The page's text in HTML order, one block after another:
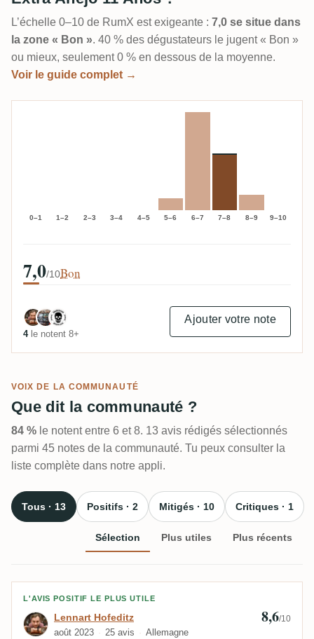
L’échelle 0–10 de RumX est exigeante : 7,0 se situe dans
la zone « Bon ». 40 % des dégustateurs le jugent « Bon »
ou mieux, seulement 0 % en dessous de la moyenne.
Voir le guide complet →
0–1 1–2 2–3 3–4 4–5 5–6 6–7 7–8 8–9 9–10
7,0/10Bon
4le notent 8+
Ajouter votre note
VOIX DE LA COMMUNAUTÉ
Que dit la communauté ?
84 % le notent entre 6 et 8. 13 avis rédigés sélectionnés
parmi 45 notes de la communauté. Tu peux consulter la
liste complète dans notre appli.
Tous · 13 Positifs · 2 Mitigés · 10 Critiques · 1
Sélection Plus utiles Plus récents
Avis de Lennart Hofeditz
L'AVIS POSITIF LE PLUS UTILE
Lennart Hofeditz
août 2023 25 avis Allemagne
8,6/10